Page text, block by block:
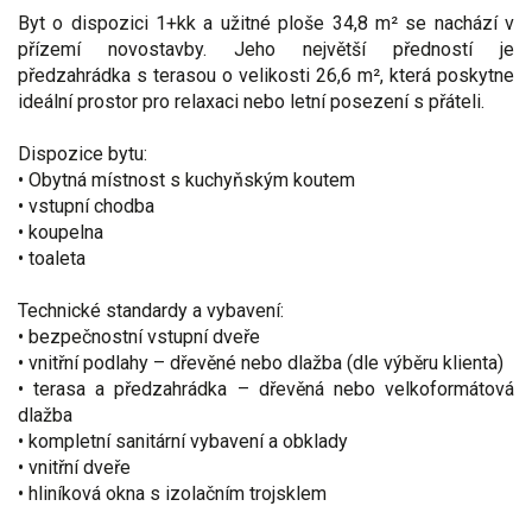
Byt o dispozici 1+kk a užitné ploše 34,8 m² se nachází v
přízemí novostavby. Jeho největší předností je
předzahrádka s terasou o velikosti 26,6 m², která poskytne
ideální prostor pro relaxaci nebo letní posezení s přáteli.
Dispozice bytu:
• Obytná místnost s kuchyňským koutem
• vstupní chodba
• koupelna
• toaleta
Technické standardy a vybavení:
• bezpečnostní vstupní dveře
• vnitřní podlahy – dřevěné nebo dlažba (dle výběru klienta)
• terasa a předzahrádka – dřevěná nebo velkoformátová
dlažba
• kompletní sanitární vybavení a obklady
• vnitřní dveře
• hliníková okna s izolačním trojsklem